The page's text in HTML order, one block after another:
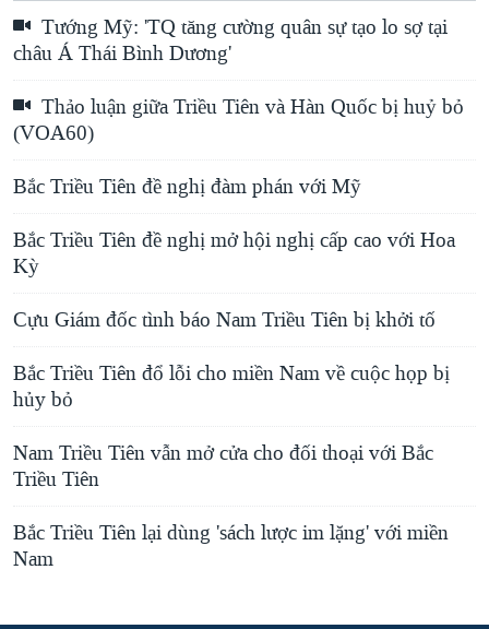
Tướng Mỹ: 'TQ tăng cường quân sự tạo lo sợ tại
châu Á Thái Bình Dương'
Thảo luận giữa Triều Tiên và Hàn Quốc bị huỷ bỏ
(VOA60)
Bắc Triều Tiên đề nghị đàm phán với Mỹ
Bắc Triều Tiên đề nghị mở hội nghị cấp cao với Hoa
Kỳ
Cựu Giám đốc tình báo Nam Triều Tiên bị khởi tố
Bắc Triều Tiên đổ lỗi cho miền Nam về cuộc họp bị
hủy bỏ
Nam Triều Tiên vẫn mở cửa cho đối thoại với Bắc
Triều Tiên
Bắc Triều Tiên lại dùng 'sách lược im lặng' với miền
Nam